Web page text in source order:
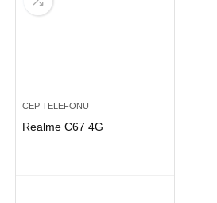
CEP TELEFONU
Realme C67 4G